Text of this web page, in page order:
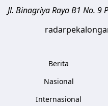
Jl. Binagriya Raya B1 No. 9
Berita
Nasional
Internasional